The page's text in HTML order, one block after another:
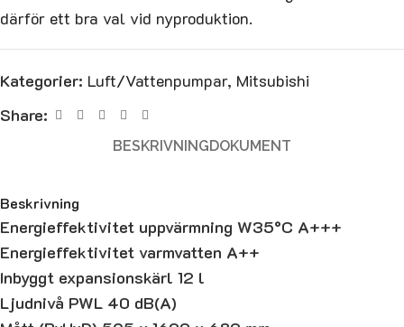
därför ett bra val vid nyproduktion.
Kategorier: Luft/Vattenpumpar, Mitsubishi
Share:
BESKRIVNINGDOKUMENT
Beskrivning
Energieffektivitet uppvärmning W35°C A+++
Energieffektivitet varmvatten A++
Inbyggt expansionskärl 12 l
Ljudnivå PWL 40 dB(A)